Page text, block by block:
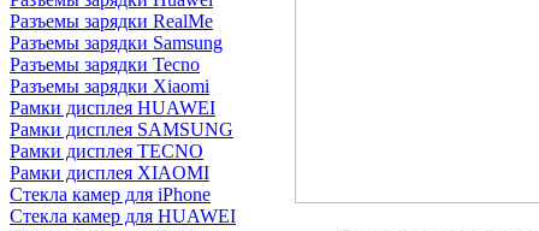
Разъемы зарядки RealMe
Разъемы зарядки Samsung
Разъемы зарядки Tecno
Разъемы зарядки Xiaomi
Рамки дисплея HUAWEI
Рамки дисплея SAMSUNG
Рамки дисплея TECNO
Рамки дисплея XIAOMI
Стекла камер для iPhone
Стекла камер для HUAWEI